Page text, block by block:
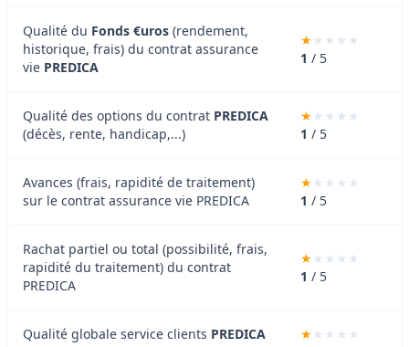
Qualité du Fonds €uros (rendement,
historique, frais) du contrat assurance
vie PREDICA
1 / 5
Qualité des options du contrat PREDICA
(décès, rente, handicap,...)
1 / 5
Avances (frais, rapidité de traitement)
sur le contrat assurance vie PREDICA
1 / 5
Rachat partiel ou total (possibilité, frais,
rapidité du traitement) du contrat
PREDICA
1 / 5
Qualité globale service clients PREDICA